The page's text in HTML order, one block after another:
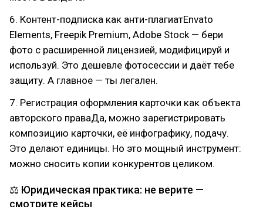
6. Контент-подписка как анти-плагиатEnvato
Elements, Freepik Premium, Adobe Stock — бери
фото с расширенной лицензией, модифицируй и
используй. Это дешевле фотосессии и даёт тебе
защиту. А главное — ты легален.
7. Регистрация оформления карточки как объекта
авторского праваДа, можно зарегистрировать
композицию карточки, её инфографику, подачу.
Это делают единицы. Но это мощный инструмент:
можно сносить копии конкурентов целиком.
⚖ Юридическая практика: не верите —
смотрите кейсы